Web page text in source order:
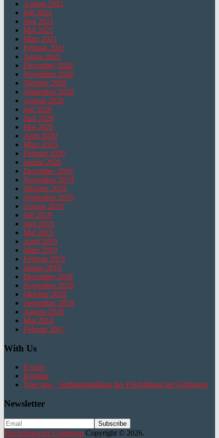
August 2021
Juli 2021
Juni 2021
Mai 2021
März 2021
Februar 2021
Januar 2021
Dezember 2020
November 2020
Oktober 2020
September 2020
August 2020
Juli 2020
Juni 2020
Mai 2020
April 2020
März 2020
Februar 2020
Januar 2020
Dezember 2019
November 2019
Oktober 2019
September 2019
August 2019
Juli 2019
Juni 2019
Mai 2019
April 2019
März 2019
Februar 2019
Januar 2019
Dezember 2018
November 2018
Oktober 2018
September 2018
August 2018
Mai 2018
Februar 2017
With Us
Events
Kontakt
Über uns – Selbstdarstellung des FlüchtlingsCafe Göttingen
Newsletter
Flüchtlingscafe Göttingen Copyright © 2026.